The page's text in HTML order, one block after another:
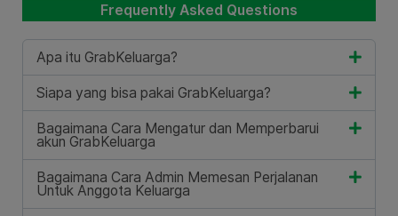
Frequently Asked Questions
Apa itu GrabKeluarga?
Siapa yang bisa pakai GrabKeluarga?
Bagaimana Cara Mengatur dan Memperbarui
akun GrabKeluarga
Bagaimana Cara Admin Memesan Perjalanan
Untuk Anggota Keluarga